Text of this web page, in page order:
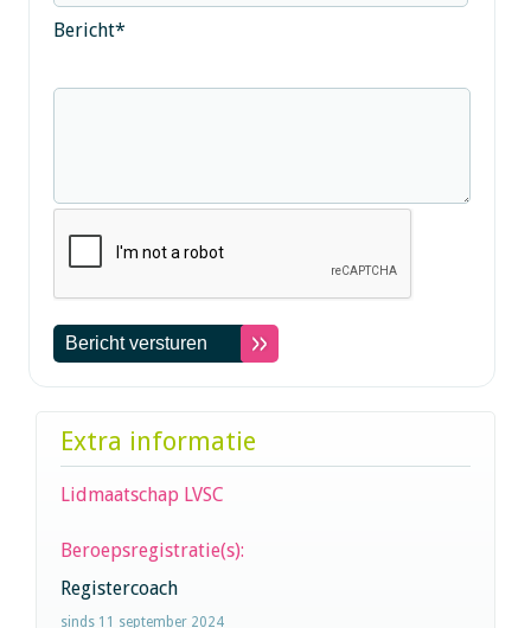
Bericht*
Extra informatie
Lidmaatschap LVSC
Beroepsregistratie(s):
Registercoach
sinds 11 september 2024